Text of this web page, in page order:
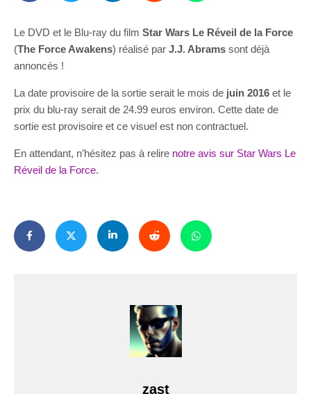
Le DVD et le Blu-ray du film Star Wars Le Réveil de la Force
(The Force Awakens) réalisé par J.J. Abrams sont déjà
annoncés !
La date provisoire de la sortie serait le mois de juin 2016 et le
prix du blu-ray serait de 24.99 euros environ. Cette date de
sortie est provisoire et ce visuel est non contractuel.
En attendant, n’hésitez pas à relire notre avis sur Star Wars Le
Réveil de la Force.
zast